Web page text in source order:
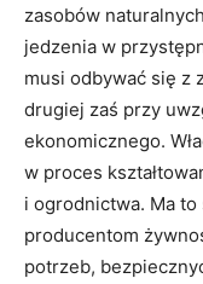
zasobów
jedzenia w
musi odbywać się z
drugiej zaś przy
ekonomicznego.
w proces
i ogrodnictwa. Ma
producentom
potrzeb,